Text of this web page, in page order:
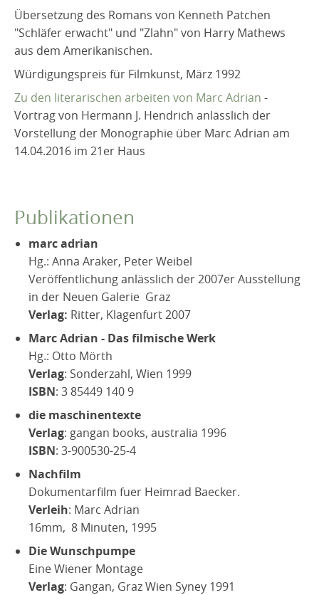
Übersetzung des Romans von Kenneth Patchen
"Schläfer erwacht" und "Zlahn" von Harry Mathews
aus dem Amerikanischen.
Würdigungspreis für Filmkunst, März 1992
Zu den literarischen arbeiten von Marc Adrian -
Vortrag von Hermann J. Hendrich anlässlich der
Vorstellung der Monographie über Marc Adrian am
14.04.2016 im 21er Haus
Publikationen
marc adrian
Hg.: Anna Araker, Peter Weibel
Veröffentlichung anlässlich der 2007er Ausstellung
in der Neuen Galerie Graz
Verlag: Ritter, Klagenfurt 2007
Marc Adrian - Das filmische Werk
Hg.: Otto Mörth
Verlag: Sonderzahl, Wien 1999
ISBN: 3 85449 140 9
die maschinentexte
Verlag: gangan books, australia 1996
ISBN: 3-900530-25-4
Nachfilm
Dokumentarfilm fuer Heimrad Baecker.
Verleih: Marc Adrian
16mm, 8 Minuten, 1995
Die Wunschpumpe
Eine Wiener Montage
Verlag: Gangan, Graz Wien Syney 1991